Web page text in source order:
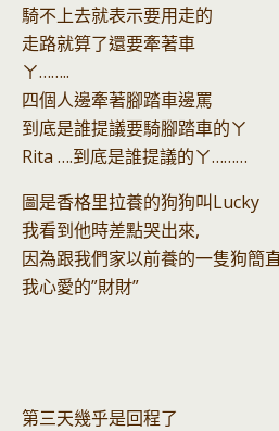
騎不上去就表示要用走的
走路就算了還要牽著車
ㄚ……..
四個人邊牽著腳踏車邊罵
到底是誰提議要騎腳踏車的ㄚ
Rita ….到底是誰提議的ㄚ………
圖是香格里拉養的狗狗叫Lucky
我看到他時差點哭出來,
因為跟我們家以前養的一隻狗簡
我心愛的”財財”
第三天幾乎是回程了